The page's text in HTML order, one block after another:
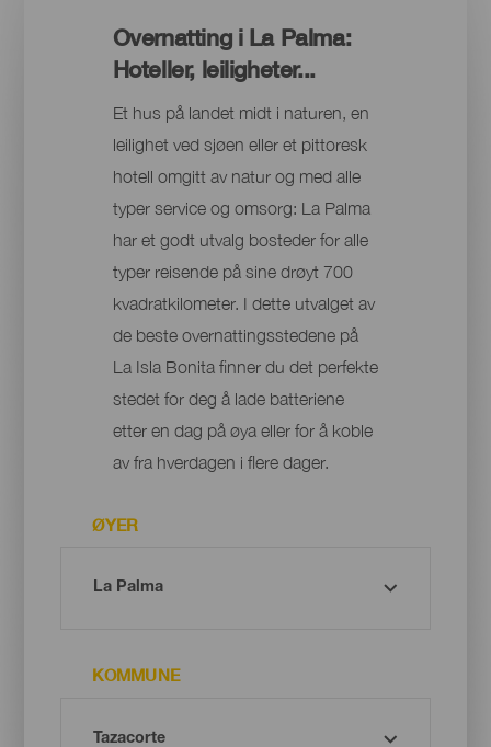
Overnatting i La Palma:
Hoteller, leiligheter...
Et hus på landet midt i naturen, en
leilighet ved sjøen eller et pittoresk
hotell omgitt av natur og med alle
typer service og omsorg: La Palma
har et godt utvalg bosteder for alle
typer reisende på sine drøyt 700
kvadratkilometer. I dette utvalget av
de beste overnattingsstedene på
La Isla Bonita finner du det perfekte
stedet for deg å lade batteriene
etter en dag på øya eller for å koble
av fra hverdagen i flere dager.
ØYER
KOMMUNE